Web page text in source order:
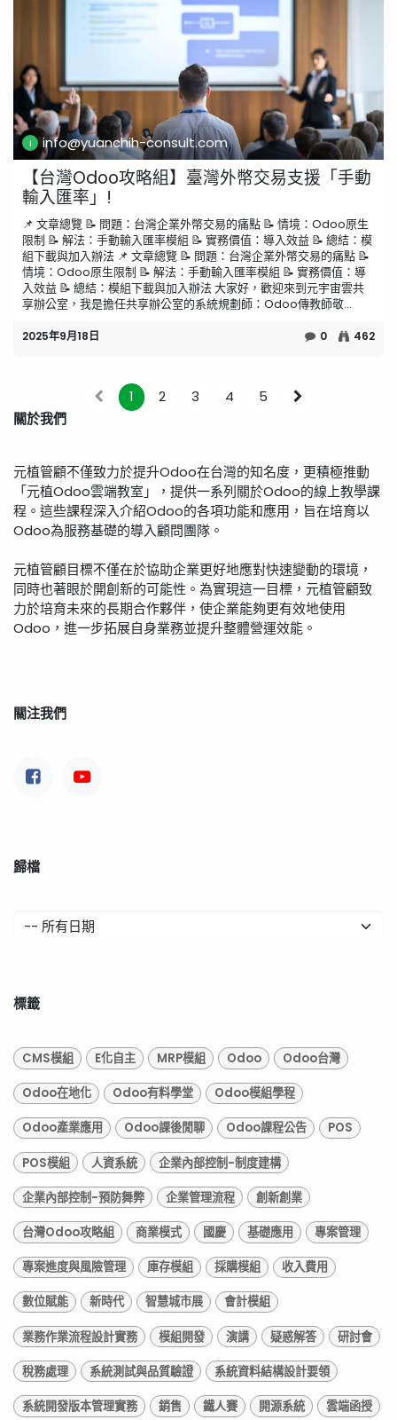
info@yuanchih-consult.com
【台灣Odoo攻略組】臺灣外幣交易支援「手動
輸入匯率」!
📌 文章總覽 📝 問題：台灣企業外幣交易的痛點 📝 情境：Odoo原生
限制 📝 解法：手動輸入匯率模組 📝 實務價值：導入效益 📝 總結：模
組下載與加入辦法 📌 文章總覽 📝 問題：台灣企業外幣交易的痛點 📝
情境：Odoo原生限制 📝 解法：手動輸入匯率模組 📝 實務價值：導
入效益 📝 總結：模組下載與加入辦法 大家好，歡迎來到元宇宙雲共
享辦公室，我是擔任共享辦公室的系統規劃師：Odoo傳教師敬...
2025年9月18日 0 462
1 2 3 4
5
關於我們
元植管顧不僅致力於提升Odoo在台灣的知名度，更積極推動
「元植Odoo雲端教室」，提供一系列關於Odoo的線上教學課
程。這些課程深入介紹Odoo的各項功能和應用，旨在培育以
Odoo為服務基礎的導入顧問團隊。
元植管顧目標不僅在於協助企業更好地應對快速變動的環境，
同時也著眼於開創新的可能性。為實現這一目標，元植管顧致
力於培育未來的長期合作夥伴，使企業能夠更有效地使用
Odoo，進一步拓展自身業務並提升整體營運效能。
關注我們
歸檔
標籤
CMS模組 E化自主 MRP模組 Odoo Odoo台灣
Odoo在地化 Odoo有料學堂 Odoo模組學程
Odoo產業應用 Odoo課後閒聊 Odoo課程公告 POS
POS模組 人資系統 企業內部控制-制度建構
企業內部控制-預防舞弊 企業管理流程 創新創業
台灣Odoo攻略組 商業模式 國慶 基礎應用 專案管理
專案進度與風險管理 庫存模組 採購模組 收入費用
數位賦能 新時代 智慧城市展 會計模組
業務作業流程設計實務 模組開發 演講 疑惑解答 研討會
稅務處理 系統測試與品質驗證 系統資料結構設計要領
系統開發版本管理實務 銷售 鐵人賽 開源系統 雲端函授